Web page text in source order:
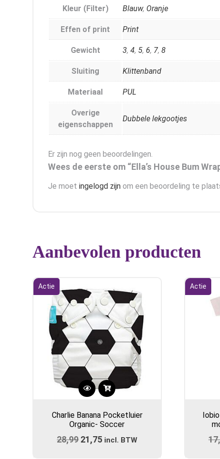
Kleur (Filter) Blauw, Oranje
Effen of print Print
Gewicht 3, 4, 5, 6, 7, 8
Sluiting Klittenband
Materiaal PUL
Overige
eigenschappen
Dubbele lekgootjes
Er zijn nog geen beoordelingen.
Wees de eerste om “Ella’s House Bum
Je moet ingelogd zijn om een beoordeling te
Aanbevolen producten
Actie
Charlie Banana Pocketluier
Organic- Soccer
28,99 Oorspronkelijke
21,75 Huidige
incl. BTW
Actie